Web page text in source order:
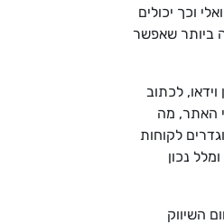
וכך יכולים
ביותר שאפשר
לכתוב
האתר, מה
לקוחות
נכון
השיווק